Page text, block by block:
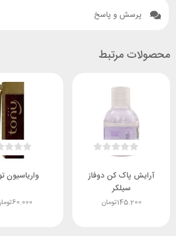
پرسش و پاسخ
محصولات مرتبط
آرايش پاک کن دوفاز
سیلکر
تومان145.200
واریاسیون
60.000